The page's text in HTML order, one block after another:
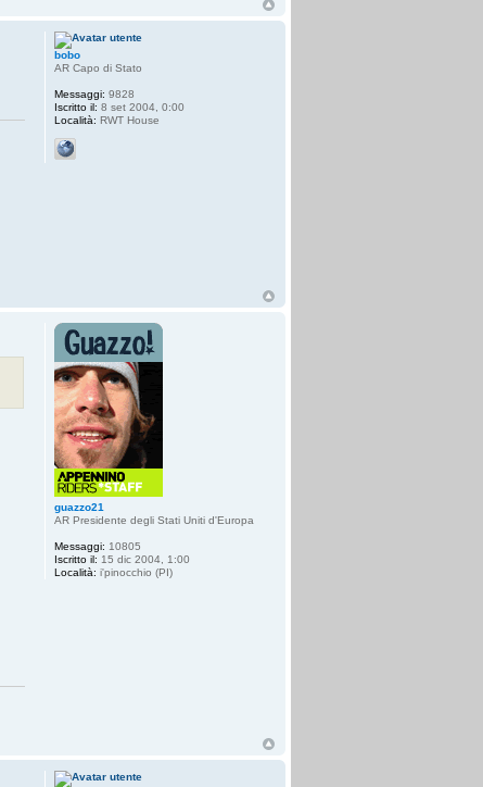
bobo
AR Capo di Stato
Messaggi: 9828
Iscritto il: 8 set 2004, 0:00
Località: RWT House
guazzo21
AR Presidente degli Stati Uniti d'Europa
Messaggi: 10805
Iscritto il: 15 dic 2004, 1:00
Località: i'pinocchio (PI)